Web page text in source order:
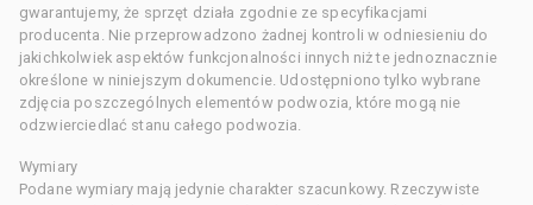
gwarantujemy, że sprzęt działa zgodnie ze specyfikacjami
producenta. Nie przeprowadzono żadnej kontroli w odniesieniu do
jakichkolwiek aspektów funkcjonalności innych niż te jednoznacznie
określone w niniejszym dokumencie. Udostępniono tylko wybrane
zdjęcia poszczególnych elementów podwozia, które mogą nie
odzwierciedlać stanu całego podwozia.
Wymiary
Podane wymiary mają jedynie charakter szacunkowy. Rzeczywiste